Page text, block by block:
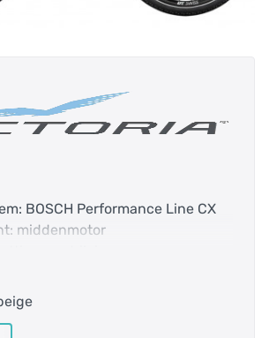
BOSCH Performance Line CX
middenmotor
750.0 Wh
ja